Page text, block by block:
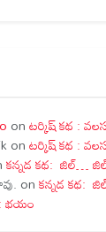
onటర్కిష్ కథ :
onటర్కిష్ కథ :
కన్నడ కథ: జిల్…
onకన్నడ కథ:
భయం